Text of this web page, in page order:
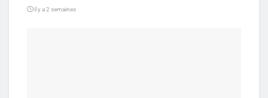
il y a 2 semaines